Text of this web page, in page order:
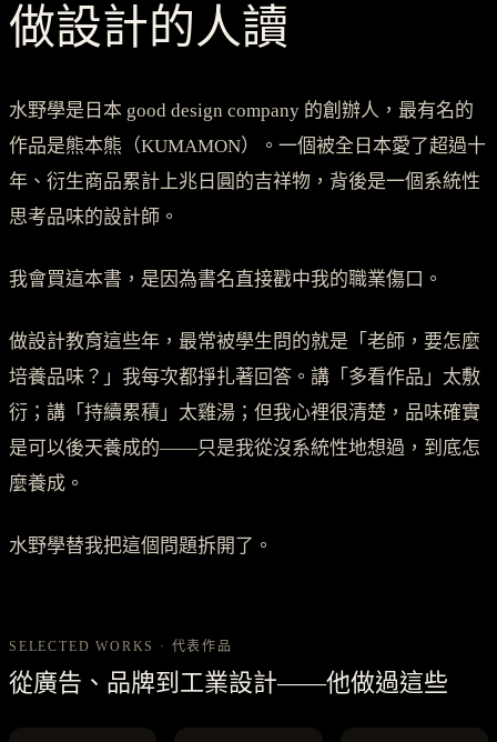
做設計的人讀
水野學是日本 good design company 的創辦人，最有名的
作品是熊本熊（KUMAMON）。一個被全日本愛了超過十
年、衍生商品累計上兆日圓的吉祥物，背後是一個系統性
思考品味的設計師。
我會買這本書，是因為書名直接戳中我的職業傷口。
做設計教育這些年，最常被學生問的就是「老師，要怎麼
培養品味？」我每次都掙扎著回答。講「多看作品」太敷
衍；講「持續累積」太雞湯；但我心裡很清楚，品味確實
是可以後天養成的——只是我從沒系統性地想過，到底怎
麼養成。
水野學替我把這個問題拆開了。
SELECTED WORKS · 代表作品
從廣告、品牌到工業設計——他做過這些